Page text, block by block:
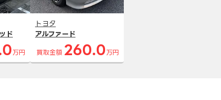
ド
万円
トヨタ
アルファード
買取金額 260.0 万円